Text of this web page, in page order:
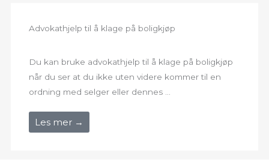
Advokathjelp til å klage på boligkjøp
Du kan bruke advokathjelp til å klage på boligkjøp
når du ser at du ikke uten videre kommer til en
ordning med selger eller dennes ...
Les mer →